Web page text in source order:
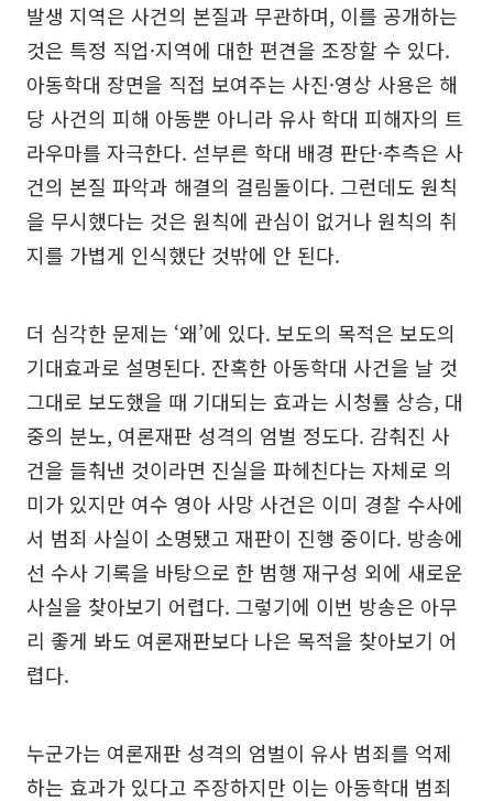
발생 지역은 사건의 본질과 무관하며, 이를 공개하는
것은 특정 직업·지역에 대한 편견을 조장할 수 있다.
아동학대 장면을 직접 보여주는 사진·영상 사용은 해
당 사건의 피해 아동뿐 아니라 유사 학대 피해자의 트
라우마를 자극한다. 섣부른 학대 배경 판단·추측은 사
건의 본질 파악과 해결의 걸림돌이다. 그런데도 원칙
을 무시했다는 것은 원칙에 관심이 없거나 원칙의 취
지를 가볍게 인식했단 것밖에 안 된다.
더 심각한 문제는 ‘왜’에 있다. 보도의 목적은 보도의
기대효과로 설명된다. 잔혹한 아동학대 사건을 날 것
그대로 보도했을 때 기대되는 효과는 시청률 상승, 대
중의 분노, 여론재판 성격의 엄벌 정도다. 감춰진 사
건을 들춰낸 것이라면 진실을 파헤친다는 자체로 의
미가 있지만 여수 영아 사망 사건은 이미 경찰 수사에
서 범죄 사실이 소명됐고 재판이 진행 중이다. 방송에
선 수사 기록을 바탕으로 한 범행 재구성 외에 새로운
사실을 찾아보기 어렵다. 그렇기에 이번 방송은 아무
리 좋게 봐도 여론재판보다 나은 목적을 찾아보기 어
렵다.
누군가는 여론재판 성격의 엄벌이 유사 범죄를 억제
하는 효과가 있다고 주장하지만 이는 아동학대 범죄